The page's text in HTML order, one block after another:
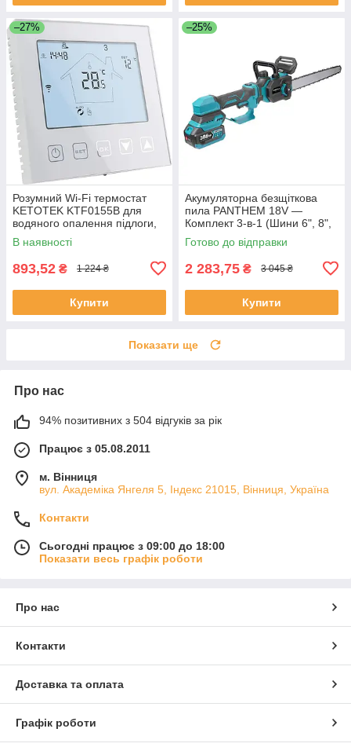
–27%
Розумний Wi‑Fi термостат
KETOTEK KTF0155B для
водяного опалення підлоги,
3 A, сумісний з Alexa та Smart
Life/Tuya
В наявності
893,52 ₴ 1 224 ₴
Купити
–25%
Акумуляторна безщіткова
пила PANTHEM 18V —
Комплект 3-в-1 (Шини 6", 8",
12")
Готово до відправки
2 283,75 ₴ 3 045 ₴
Купити
Показати ще
Про нас
94% позитивних з 504 відгуків за рік
Працює з 05.08.2011
м. Вінниця
вул. Академіка Янгеля 5, Індекс 21015, Вінниця, Україна
Контакти
Сьогодні працює з 09:00 до 18:00
Показати весь графік роботи
Про нас
Контакти
Доставка та оплата
Графік роботи